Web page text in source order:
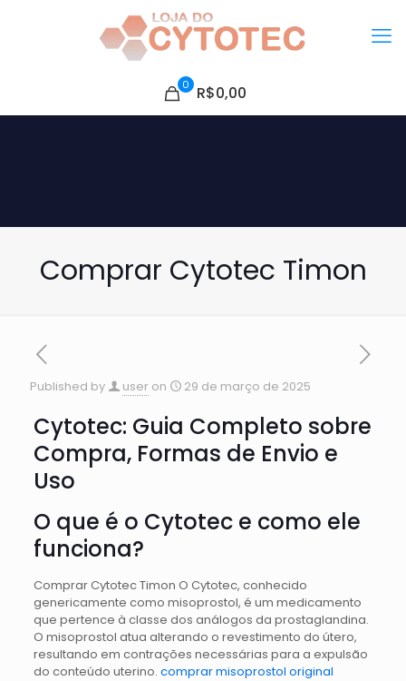
0 R$0,00
Comprar Cytotec Timon
Published by user on 29 de março de 2025
Cytotec: Guia Completo sobre
Compra, Formas de Envio e
Uso
O que é o Cytotec e como ele
funciona?
Comprar Cytotec Timon O Cytotec, conhecido
genericamente como misoprostol, é um medicamento
que pertence à classe dos análogos da prostaglandina.
O misoprostol atua alterando o revestimento do útero,
resultando em contrações necessárias para a expulsão
do conteúdo uterino. comprar misoprostol original